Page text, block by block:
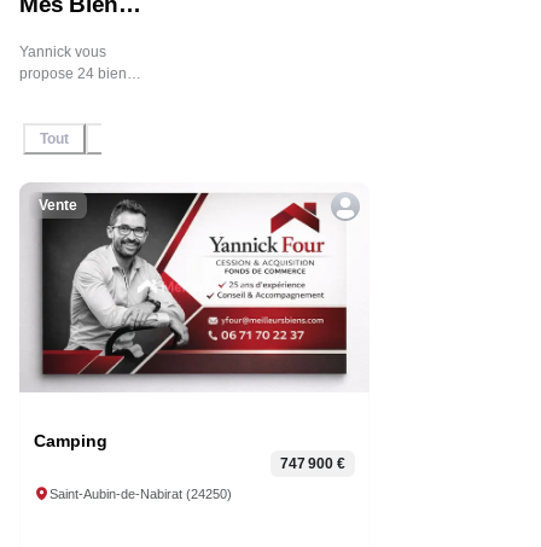
Yannick vous
propose 24 biens
location, n'hésitez
l'agent pour plus
d'informations.
Tout
Vente
Camping
Saint-Aubin-de-Nabirat (24250)
747 900 €